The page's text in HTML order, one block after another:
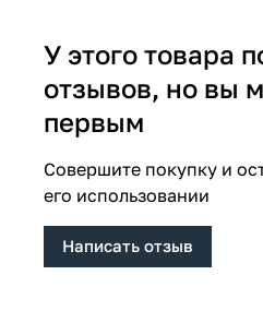
У этого товара
отзывов, но вы
первым
Совершите покупку и
его использовании
Написать отзыв